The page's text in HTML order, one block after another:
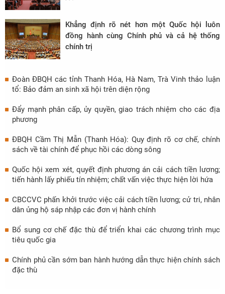
Khẳng định rõ nét hơn một Quốc hội luôn
đồng hành cùng Chính phủ và cả hệ thống
chính trị
Đoàn ĐBQH các tỉnh Thanh Hóa, Hà Nam, Trà Vinh thảo luận
tổ: Bảo đảm an sinh xã hội trên diện rộng
Đẩy mạnh phân cấp, ủy quyền, giao trách nhiệm cho các địa
phương
ĐBQH Cầm Thị Mẫn (Thanh Hóa): Quy định rõ cơ chế, chính
sách về tài chính để phục hồi các dòng sông
Quốc hội xem xét, quyết định phương án cải cách tiền lương;
tiến hành lấy phiếu tín nhiệm; chất vấn việc thực hiện lời hứa
CBCCVC phấn khởi trước việc cải cách tiền lương; cử tri, nhân
dân ủng hộ sáp nhập các đơn vị hành chính
Bổ sung cơ chế đặc thù để triển khai các chương trình mục
tiêu quốc gia
Chính phủ cần sớm ban hành hướng dẫn thực hiện chính sách
đặc thù